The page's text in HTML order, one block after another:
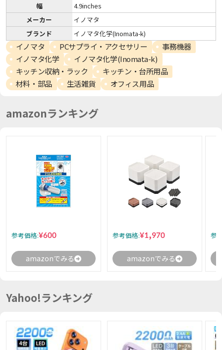
幅
4.9inches
メーカー
イノマタ
ブランド
イノマタ化学(Inomata-k)
イノマタ PCサプライ・アクセサリー
事務機器
イノマタ化学
イノマタ化学(Inomata-k)
キッチン収納・ラック
キッチン・台所用品
材料・部品
生活雑貨 オフィス用品
amazonランキング
参考価格:¥600
amazonでみる
参考価格:¥1,970
amazonでみる
参
Yahoo!ランキング